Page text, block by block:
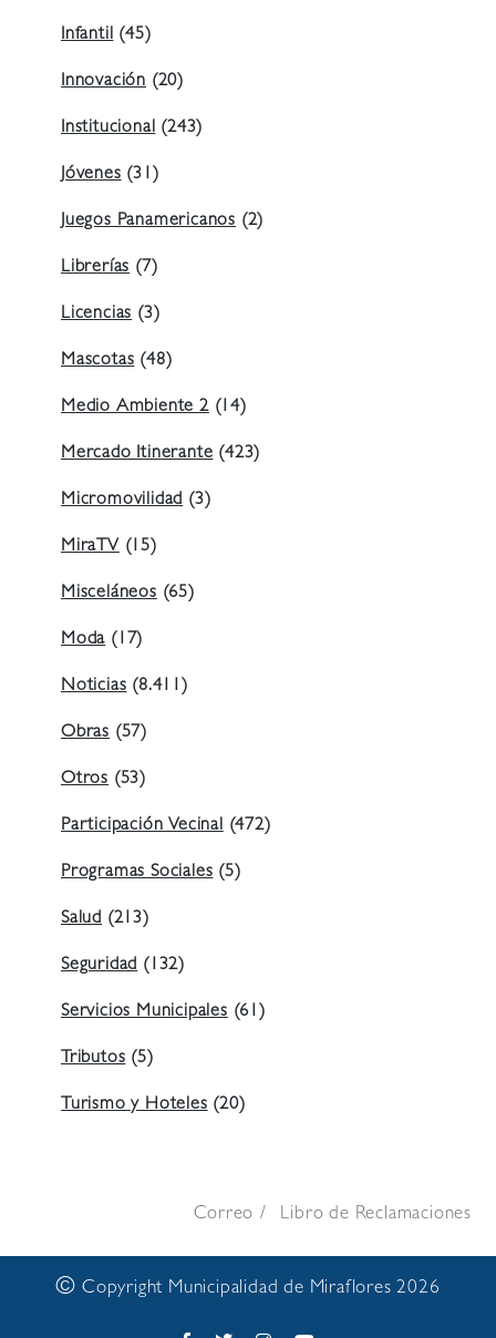
Infantil(45)
Innovación (20)
Institucional(243)
Jóvenes(31)
Juegos Panamericanos (2)
Librerías(7)
Licencias(3)
Mascotas(48)
Medio Ambiente 2(14)
Mercado Itinerante(423)
Micromovilidad(3)
MiraTV(15)
Misceláneos(65)
Moda(17)
Noticias(8.411)
Obras (57)
Otros (53)
Participación Vecinal(472)
Programas Sociales(5)
Salud (213)
Seguridad(132)
Servicios Municipales(61)
Tributos(5)
Turismo y Hoteles(20)
Correo Libro de Reclamaciones
© Copyright Municipalidad de Miraflores 2026